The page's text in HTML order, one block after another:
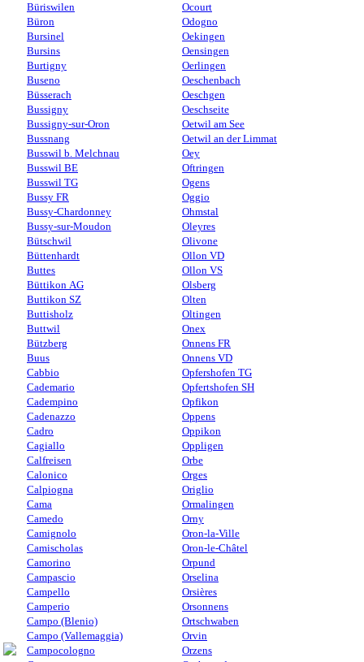
Büriswilen
Büron
Bursinel
Bursins
Burtigny
Buseno
Büsserach
Bussigny
Bussigny-sur-Oron
Bussnang
Busswil b. Melchnau
Busswil BE
Busswil TG
Bussy FR
Bussy-Chardonney
Bussy-sur-Moudon
Bütschwil
Büttenhardt
Buttes
Büttikon AG
Buttikon SZ
Buttisholz
Buttwil
Bützberg
Buus
Cabbio
Cademario
Cadempino
Cadenazzo
Cadro
Cagiallo
Calfreisen
Calonico
Calpiogna
Cama
Camedo
Camignolo
Camischolas
Camorino
Campascio
Campello
Camperio
Campo (Blenio)
Campo (Vallemaggia)
Campocologno
Ocourt
Odogno
Oekingen
Oensingen
Oerlingen
Oeschenbach
Oeschgen
Oeschseite
Oetwil am See
Oetwil an der Limmat
Oey
Oftringen
Ogens
Oggio
Ohmstal
Oleyres
Olivone
Ollon VD
Ollon VS
Olsberg
Olten
Oltingen
Onex
Onnens FR
Onnens VD
Opfershofen TG
Opfertshofen SH
Opfikon
Oppens
Oppikon
Oppligen
Orbe
Orges
Origlio
Ormalingen
Orny
Oron-la-Ville
Oron-le-Châtel
Orpund
Orselina
Orsières
Orsonnens
Ortschwaben
Orvin
Orzens